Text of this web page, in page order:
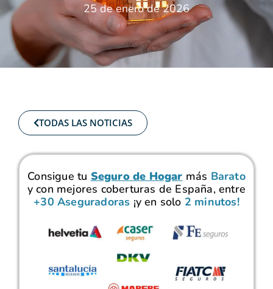
25 de enero de 2026
TODAS LAS NOTICIAS
Consigue tu Seguro de Hogar más Barato
y con mejores coberturas de España, entre
+30 Aseguradoras ¡y en solo 2 minutos!